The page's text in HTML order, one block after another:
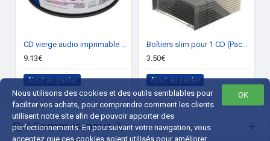
CD vierge audio imprimable Mediarange 700Mo 52x (Boite de 25)
9.13€
Ajout au panier
Boîtiers slim pour 1 CD (Pack de 10)
3.50€
Ajout au panier
Qui Sommes-nous ?
OK
Nous utilisons des cookies et des outils semblables pour
faciliter vos achats, pour comprendre comment les clients
utilisent notre site afin de pouvoir apporter des
perfectionnements. En poursuivant votre navigation, vous
acceptez que ces cookies soient utilisés pour améliorer